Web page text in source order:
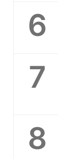
6
7
8